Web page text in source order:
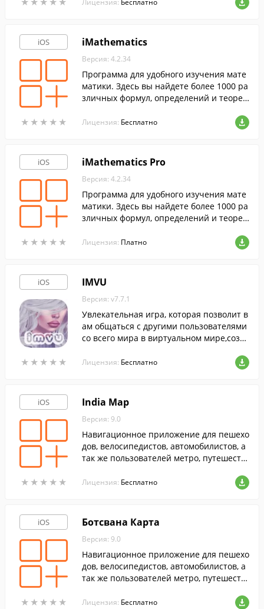
Лицензия: Бесплатно
iOS
★ ★ ★ ★ ★
★ ★ ★ ★ ★
iMathematics
Версия: 4.2.34
Программа для удобного изучения мате
матики. Здесь вы найдете более 1000 ра
зличных формул, определений и теорем
математики.
Лицензия: Бесплатно
iOS
★ ★ ★ ★ ★
★ ★ ★ ★ ★
iMathematics Pro
Версия: 4.2.34
Программа для удобного изучения мате
матики. Здесь вы найдете более 1000 ра
зличных формул, определений и теорем
математики.
Лицензия: Платно
iOS
★ ★ ★ ★ ★
★ ★ ★ ★ ★
IMVU
Версия: v7.7.1
Увлекательная игра, которая позволит в
ам общаться с другими пользователями
со всего мира в виртуальном мире,созда
Лицензия: Бесплатно
iOS
★ ★ ★ ★ ★
★ ★ ★ ★ ★
India Map
Версия: 9.0
Навигационное приложение для пешехо
дов, велосипедистов, автомобилистов, а
так же пользователей метро, путешеств
Лицензия: Бесплатно
iOS
★ ★ ★ ★ ★
★ ★ ★ ★ ★
Ботсвана Карта
Версия: 9.0
Навигационное приложение для пешехо
дов, велосипедистов, автомобилистов, а
так же пользователей метро, путешеств
Лицензия: Бесплатно